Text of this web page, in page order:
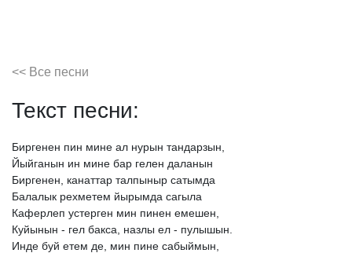
<< Все песни
Текст песни:
Биргенен пин мине ал нурын тандарзын,
Йыйганын ин мине бар гелен даланын
Биргенен,
канаттар талпыныр сатымда
Балалык рехметем йырымда сагыла
Каферлеп устерген мин пинен емешен,
Куйынын - гел бакса, назлы ел - пулышын.
Инде буй етем де, мин пине сабыймын,